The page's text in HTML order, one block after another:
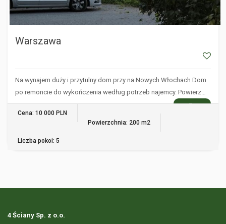
Warszawa
Na wynajem duży i przytulny dom przy na Nowych Włochach Dom
po remoncie do wykończenia według potrzeb najemcy. Powierz…
WIĘCEJ
Cena: 10 000 PLN
Powierzchnia: 200 m2
Liczba pokoi: 5
4 Ściany Sp. z o.o.